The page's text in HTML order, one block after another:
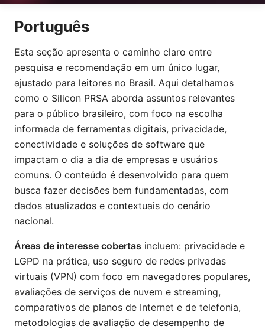
Português
Esta seção apresenta o caminho claro entre
pesquisa e recomendação em um único lugar,
ajustado para leitores no Brasil. Aqui detalhamos
como o Silicon PRSA aborda assuntos relevantes
para o público brasileiro, com foco na escolha
informada de ferramentas digitais, privacidade,
conectividade e soluções de software que
impactam o dia a dia de empresas e usuários
comuns. O conteúdo é desenvolvido para quem
busca fazer decisões bem fundamentadas, com
dados atualizados e contextuais do cenário
nacional.
Áreas de interesse cobertas incluem: privacidade e
LGPD na prática, uso seguro de redes privadas
virtuais (VPN) com foco em navegadores populares,
avaliações de serviços de nuvem e streaming,
comparativos de planos de Internet e de telefonia,
metodologias de avaliação de desempenho de